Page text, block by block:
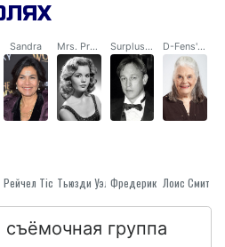
знает в
Уильяма…
Sandra
Рейчел Ticotin
Mrs. Prendergast
Тьюзди Уэлд
Surplus Store Owner
Фредерик Форрест
D-Fens' Mother
Лоис Смит
группа